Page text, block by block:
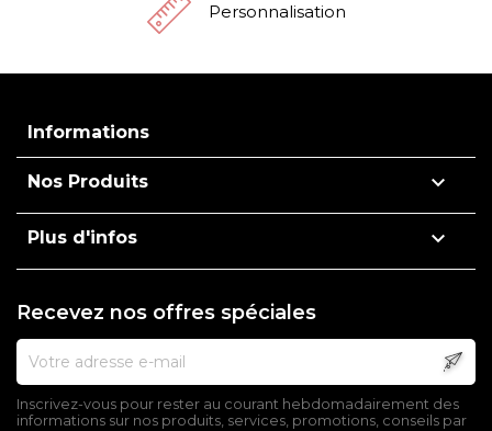
Personnalisation
Informations
Nos Produits 
Plus d'infos 
Recevez nos offres spéciales
Inscrivez-vous pour rester au courant hebdomadairement des
informations sur nos produits, services, promotions, conseils par